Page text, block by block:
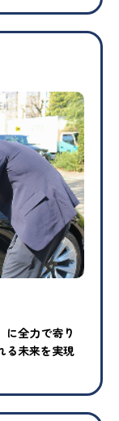
に全力で寄り
る未来を実現